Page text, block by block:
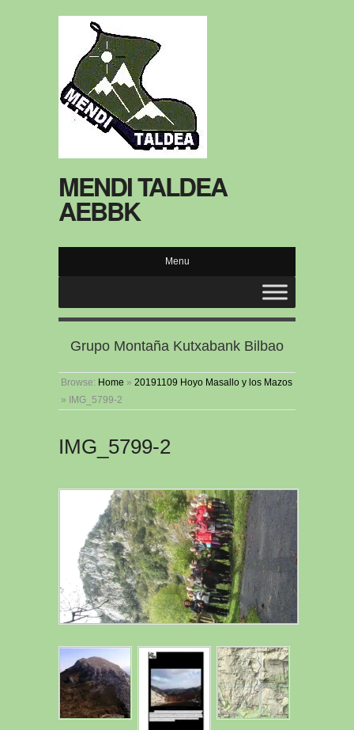
MENDI TALDEA
AEBBK
Menu
Grupo Montaña Kutxabank Bilbao
Browse: Home » 20191109 Hoyo Masallo y los Mazos
» IMG_5799-2
IMG_5799-2